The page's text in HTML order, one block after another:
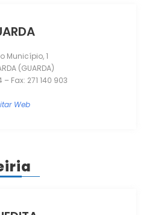
Município, 1
(GUARDA)
– Fax: 271 140 903
Web